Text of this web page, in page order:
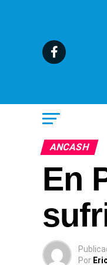
ANCASH
En
Por